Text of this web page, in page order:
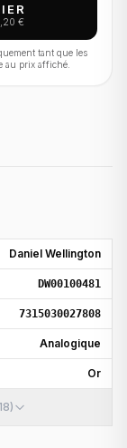
€
tant que les
au prix affiché.
Daniel Wellington
DW00100481
7315030027808
Analogique
Or